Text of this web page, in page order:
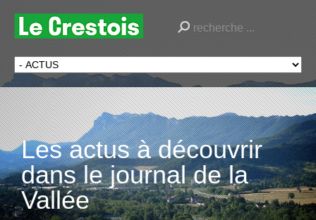
Les actus à découvrir
dans le journal de la
Vallée